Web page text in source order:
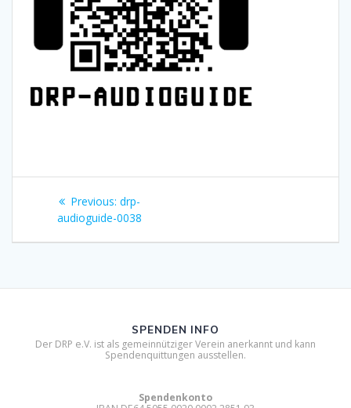
Beitragsnavigation
Previous: Previous
post:
drp-
audioguide-0038
SPENDEN INFO
Der DRP e.V. ist als gemeinnütziger Verein anerkannt und kann
Spendenquittungen ausstellen.
Spendenkonto